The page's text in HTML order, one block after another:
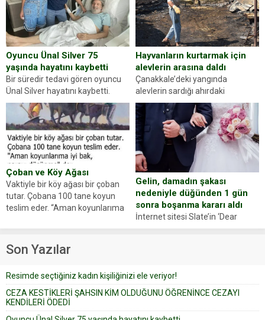
sorup belgelerini istedi. Sürücü
Abdurrahman Ö.nün verdiği
evraklarda eksik olduğunu...
Oyuncu Ünal Silver 75
yaşında hayatını kaybetti
Bir süredir tedavi gören oyuncu
Ünal Silver hayatını kaybetti.
Haberi, oyuncunun menajerlik
ajansı duyurdu. Renda Güner,
sosyal medya hesabında “Usta
Oyuncumuz ve çok değerli
dostumuz...
Hayvanların kurtarmak için
alevlerin arasına daldı
Çanakkale’deki yangında
alevlerin sardığı ahırdaki
hayvanlarını kurtarmak isteyen
Zeki Demir (66) ölümden döndü.
Yüzünde ve ellerinde yanıklar
oluşan Demir, kâbus dolu anları
anlattı… Merkeze bağlı...
Çoban ve Köy Ağası
Vaktiyle bir köy ağası bir çoban
tutar. Çobana 100 tane koyun
teslim eder. “Aman koyunlarıma
Çoban koyunları alır gider. Aylar...
Gelin, damadın şakası
nedeniyle düğünden 1 gün
sonra boşanma kararı aldı
İnternet sitesi Slate’in ‘Dear
Prudence’ isimli tavsiye köşesine
yapıştırdığı için düğünden...
Son Yazılar
Resimde seçtiğiniz kadın kişiliğinizi ele veriyor!
CEZA KESTİKLERİ ŞAHSIN KİM OLDUĞUNU ÖĞRENİNCE CEZAYI
KENDİLERİ ÖDEDİ